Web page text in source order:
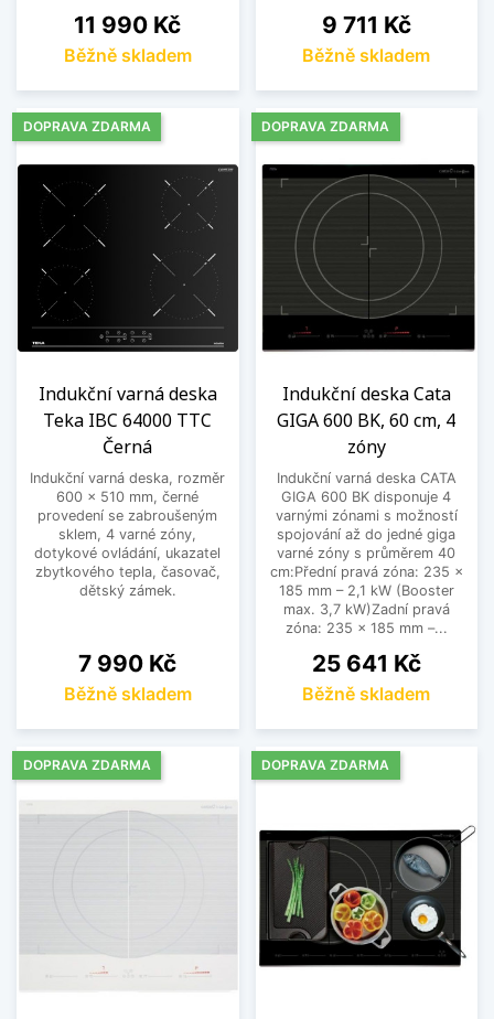
Cena
11 990 Kč
Běžně skladem
Cena
9 711 Kč
Běžně skladem
Indukční varná deska
Teka IBC 64000 TTC
Černá
Indukční varná deska, rozměr
600 x 510 mm, černé
provedení se zabroušeným
sklem, 4 varné zóny,
dotykové ovládání, ukazatel
zbytkového tepla, časovač,
dětský zámek.
Cena
7 990 Kč
Běžně skladem
DOPRAVA ZDARMA
Indukční deska Cata
GIGA 600 BK, 60 cm, 4
zóny
Indukční varná deska CATA
GIGA 600 BK disponuje 4
varnými zónami s možností
spojování až do jedné giga
varné zóny s průměrem 40
cm:Přední pravá zóna: 235 ×
185 mm – 2,1 kW (Booster
max. 3,7 kW)Zadní pravá
zóna: 235 × 185 mm –...
Cena
25 641 Kč
Běžně skladem
DOPRAVA ZDARMA
DOPRAVA ZDARMA DOPRAVA ZDARMA